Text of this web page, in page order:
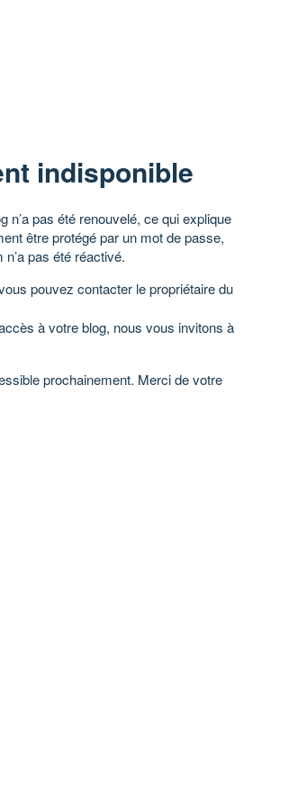
indisponible
n’a pas été renouvelé, ce qui explique
être protégé par un mot de passe,
pas été réactivé.
pouvez contacter le propriétaire du
à votre blog, nous vous invitons à
prochainement. Merci de votre